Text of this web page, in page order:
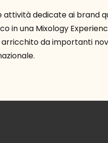
attività dedicate ai brand
in una Mixology
arricchito da importanti